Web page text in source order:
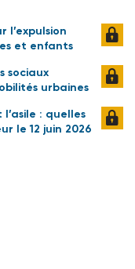
l’expulsion
et enfants
sociaux
urbaines
: quelles
le 12 juin 2026